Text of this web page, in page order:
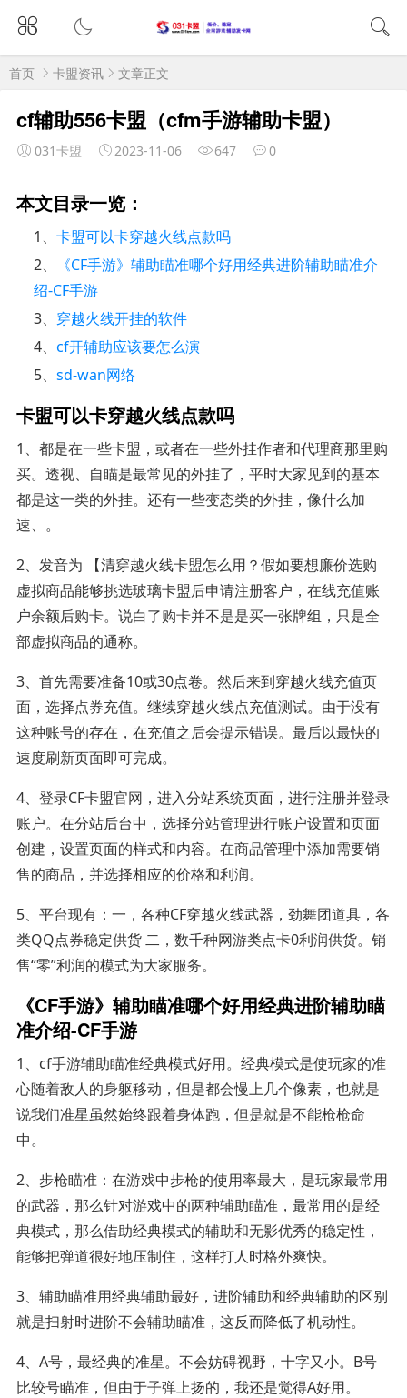
首页 卡盟资讯 文章正文
cf辅助556卡盟（cfm手游辅助卡盟）
031卡盟 2023-11-06 647 0
本文目录一览：
1、卡盟可以卡穿越火线点款吗
2、
《CF手游》辅助瞄准哪个好用经典进阶辅助瞄准介
绍-CF手游
3、 穿越火线开挂的软件
4、cf开辅助应该要怎么演
5、sd-wan网络
卡盟可以卡穿越火线点款吗
1、都是在一些卡盟，或者在一些外挂作者和代理商那里购
买。透视、自瞄是最常见的外挂了，平时大家见到的基本
都是这一类的外挂。还有一些变态类的外挂，像什么加
速、。
2、发音为 【清穿越火线卡盟怎么用？假如要想廉价选购
虚拟商品能够挑选玻璃卡盟后申请注册客户，在线充值账
户余额后购卡。说白了购卡并不是是买一张牌组，只是全
部虚拟商品的通称。
3、首先需要准备10或30点卷。然后来到穿越火线充值页
面，选择点券充值。继续穿越火线点充值测试。由于没有
这种账号的存在，在充值之后会提示错误。最后以最快的
速度刷新页面即可完成。
4、登录CF卡盟官网，进入分站系统页面，进行注册并登录
账户。在分站后台中，选择分站管理进行账户设置和页面
创建，设置页面的样式和内容。在商品管理中添加需要销
售的商品，并选择相应的价格和利润。
5、平台现有：一，各种CF穿越火线武器，劲舞团道具，各
类QQ点券稳定供货 二，数千种网游类点卡0利润供货。销
售“零”利润的模式为大家服务。
《CF手游》辅助瞄准哪个好用经典进阶辅助瞄
准介绍-CF手游
1、cf手游辅助瞄准经典模式好用。经典模式是使玩家的准
心随着敌人的身躯移动，但是都会慢上几个像素，也就是
说我们准星虽然始终跟着身体跑，但是就是不能枪枪命
中。
2、步枪瞄准：在游戏中步枪的使用率最大，是玩家最常用
的武器，那么针对游戏中的两种辅助瞄准，最常用的是经
典模式，那么借助经典模式的辅助和无影优秀的稳定性，
能够把弹道很好地压制住，这样打人时格外爽快。
3、辅助瞄准用经典辅助最好，进阶辅助和经典辅助的区别
就是扫射时进阶不会辅助瞄准，这反而降低了机动性。
4、A号，最经典的准星。不会妨碍视野，十字又小。B号
比较号瞄准，但由于子弹上扬的，我还是觉得A好用。